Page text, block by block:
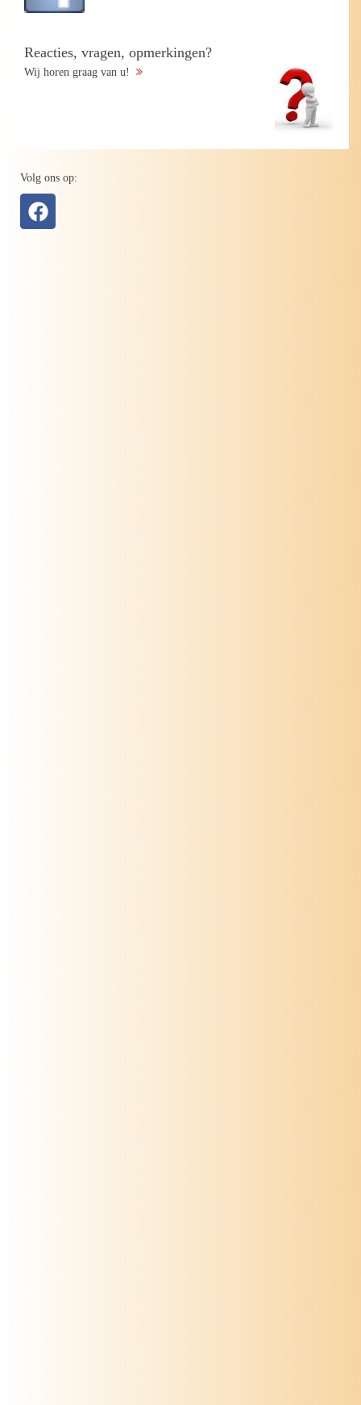
Reacties, vragen, opmerkingen?
Wij horen graag van u!
Volg ons op: